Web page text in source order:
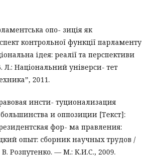
опо- зиція як
контрольної функції парламенту
ідея: реалії та перспективи
Л.: Національний універси- тет
2011.
инсти- туционализация
и оппозиции [Текст]:
фор- ма правления:
опыт: сборник научных трудов /
Розпутенко. — М.: К.И.С., 2009.